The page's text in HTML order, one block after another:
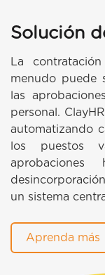
Solución
La
menudo puede
las
personal.
automatizando
los puestos
un sistema
Aprenda más